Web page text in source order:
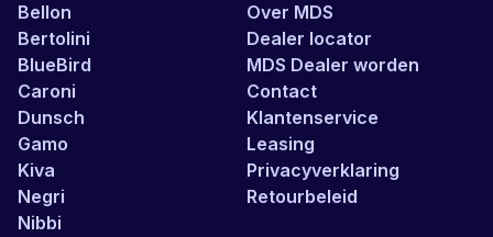
Bellon
Bertolini
BlueBird
Caroni
Dunsch
Gamo
Kiva
Negri
Nibbi
Over MDS
Dealer locator
MDS Dealer worden
Contact
Klantenservice
Leasing
Privacyverklaring
Retourbeleid